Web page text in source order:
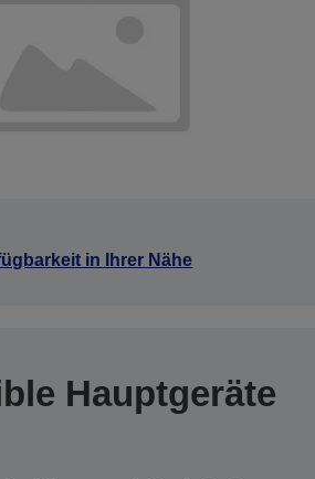
in Ihrer Nähe
Hauptgeräte